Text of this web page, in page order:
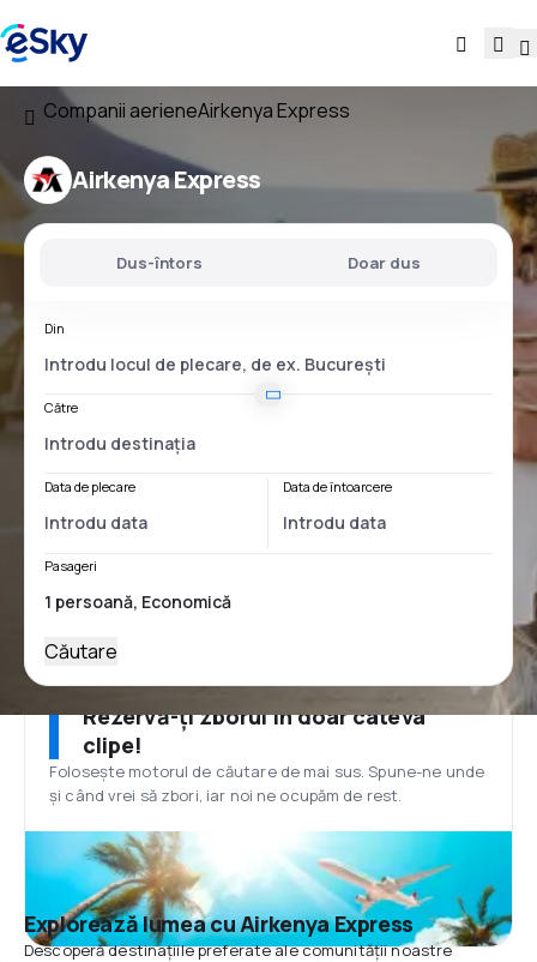
Companii aerieneAirkenya Express
Airkenya Express
Dus-întors Doar dus
Din
Către
Data de plecare Data de întoarcere
Pasageri
Căutare
Rezervă-ți zborul în doar câteva
clipe!
Folosește motorul de căutare de mai sus. Spune-ne unde
și când vrei să zbori, iar noi ne ocupăm de rest.
Explorează lumea cu Airkenya Express
Descoperă destinațiile preferate ale comunității noastre